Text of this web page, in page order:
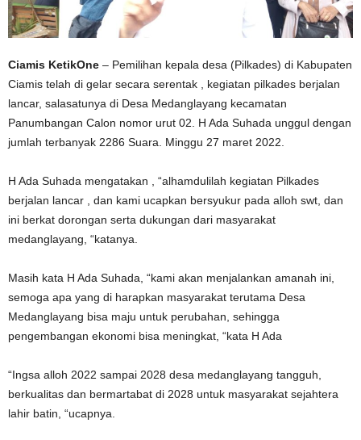
Ciamis KetikOne – Pemilihan kepala desa (Pilkades) di Kabupaten
Ciamis telah di gelar secara serentak , kegiatan pilkades berjalan
lancar, salasatunya di Desa Medanglayang kecamatan
Panumbangan Calon nomor urut 02. H Ada Suhada unggul dengan
jumlah terbanyak 2286 Suara. Minggu 27 maret 2022.
H Ada Suhada mengatakan , “alhamdulilah kegiatan Pilkades
berjalan lancar , dan kami ucapkan bersyukur pada alloh swt, dan
ini berkat dorongan serta dukungan dari masyarakat
medanglayang, “katanya.
Masih kata H Ada Suhada, “kami akan menjalankan amanah ini,
semoga apa yang di harapkan masyarakat terutama Desa
Medanglayang bisa maju untuk perubahan, sehingga
pengembangan ekonomi bisa meningkat, “kata H Ada
“Ingsa alloh 2022 sampai 2028 desa medanglayang tangguh,
berkualitas dan bermartabat di 2028 untuk masyarakat sejahtera
lahir batin, “ucapnya.